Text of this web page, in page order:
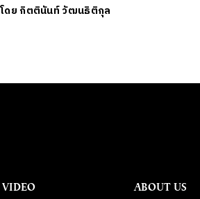
โดย กิตตินันท์ วัฒนธิติกุล
VIDEO ABOUT US